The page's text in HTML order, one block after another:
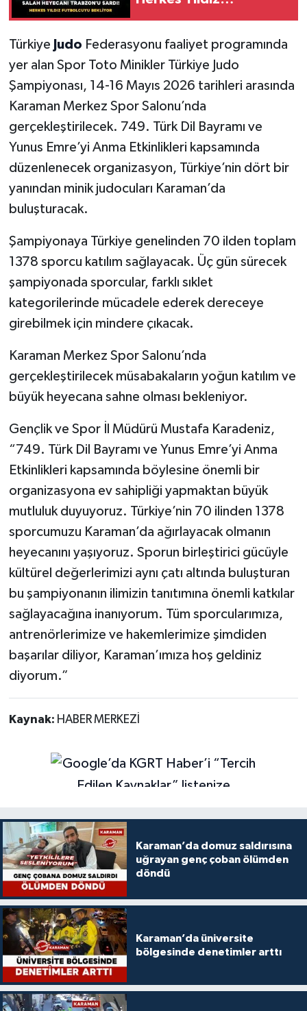
Türkiye Judo Federasyonu faaliyet programında
yer alan Spor Toto Minikler Türkiye Judo
Şampiyonası, 14-16 Mayıs 2026 tarihleri arasında
Karaman Merkez Spor Salonu’nda
gerçekleştirilecek. 749. Türk Dil Bayramı ve
Yunus Emre’yi Anma Etkinlikleri kapsamında
düzenlenecek organizasyon, Türkiye’nin dört bir
yanından minik judocuları Karaman’da
buluşturacak.
Şampiyonaya Türkiye genelinden 70 ilden toplam
1378 sporcu katılım sağlayacak. Üç gün sürecek
şampiyonada sporcular, farklı sıklet
kategorilerinde mücadele ederek dereceye
girebilmek için mindere çıkacak.
Karaman Merkez Spor Salonu’nda
gerçekleştirilecek müsabakaların yoğun katılım ve
büyük heyecana sahne olması bekleniyor.
Gençlik ve Spor İl Müdürü Mustafa Karadeniz,
“749. Türk Dil Bayramı ve Yunus Emre’yi Anma
Etkinlikleri kapsamında böylesine önemli bir
organizasyona ev sahipliği yapmaktan büyük
mutluluk duyuyoruz. Türkiye’nin 70 ilinden 1378
sporcumuzu Karaman’da ağırlayacak olmanın
heyecanını yaşıyoruz. Sporun birleştirici gücüyle
kültürel değerlerimizi aynı çatı altında buluşturan
bu şampiyonanın ilimizin tanıtımına önemli katkılar
sağlayacağına inanıyorum. Tüm sporcularımıza,
antrenörlerimize ve hakemlerimize şimdiden
başarılar diliyor, Karaman’ımıza hoş geldiniz
diyorum.”
Kaynak: HABER MERKEZİ
Karaman’da domuz saldırısına
uğrayan genç çoban ölümden
döndü
Karaman’da üniversite
bölgesinde denetimler arttı